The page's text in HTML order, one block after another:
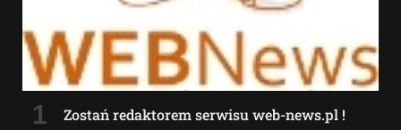
Zostań redaktorem serwisu web-news.pl !